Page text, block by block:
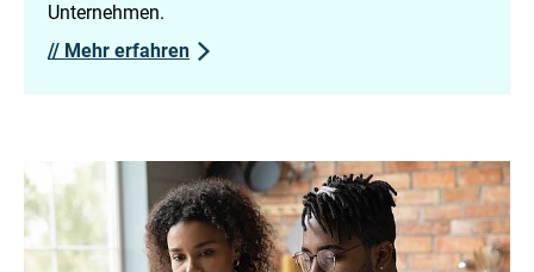
Unternehmen.
// Mehr erfahren